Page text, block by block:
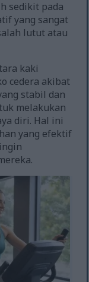
sedikit pada
yang sangat
lutut atau
kaki
cedera akibat
stabil dan
melakukan
diri. Hal ini
yang efektif